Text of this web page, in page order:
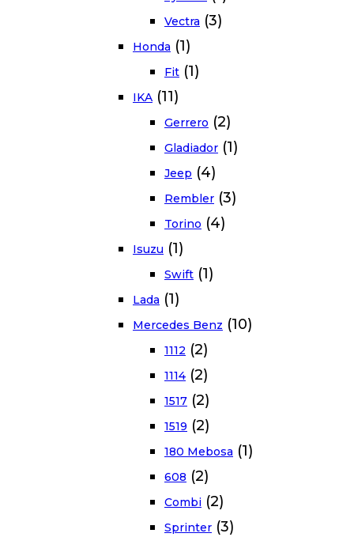
Vectra (3)
Honda (1)
Fit (1)
IKA (11)
Gerrero (2)
Gladiador (1)
Jeep (4)
Rembler (3)
Torino (4)
Isuzu (1)
Swift (1)
Lada (1)
Mercedes Benz (10)
1112 (2)
1114 (2)
1517 (2)
1519 (2)
180 Mebosa (1)
608 (2)
Combi (2)
Sprinter (3)